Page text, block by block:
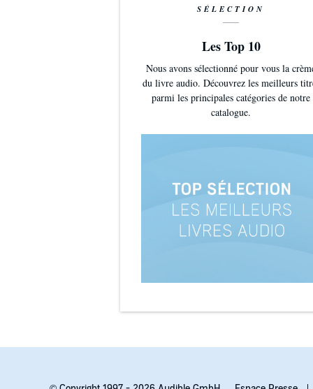
SÉLECTION
Les Top 10
Nous avons sélectionné pour vous la
du livre audio. Découvrez les meilleurs
parmi les principales catégories de notre
catalogue.